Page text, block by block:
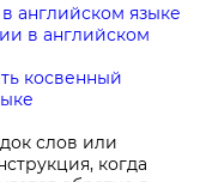
английском языке
в английском
косвенный
слов или
когда